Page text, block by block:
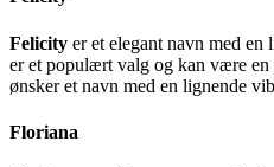
Felicity er et elegant navn med
er et populært valg og kan være en
ønsker et navn med en lignende
Floriana